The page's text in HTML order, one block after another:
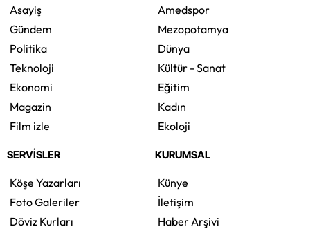
Asayiş
Gündem
Politika
Teknoloji
Ekonomi
Magazin
Film izle
Amedspor
Mezopotamya
Dünya
Kültür - Sanat
Eğitim
Kadın
Ekoloji
SERVİSLER
Köşe Yazarları
Foto Galeriler
Döviz Kurları
KURUMSAL
Künye
İletişim
Haber Arşivi